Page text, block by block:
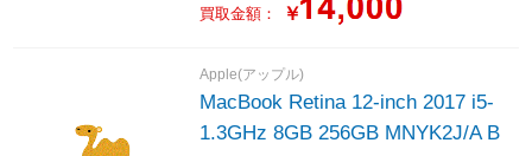
買取金額： ￥
Apple(アップル)
MacBook Retina 12-inch 2017 i5-
1.3GHz 8GB 256GB MNYK2J/A B